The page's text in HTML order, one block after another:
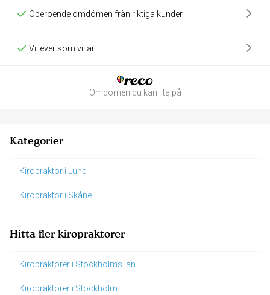
Oberoende omdömen från riktiga kunder
Vi lever som vi lär
Omdömen du kan lita på
Kategorier
Kiropraktor i Lund
Kiropraktor i Skåne
Hitta fler kiropraktorer
Kiropraktorer i Stockholms län
Kiropraktorer i Stockholm